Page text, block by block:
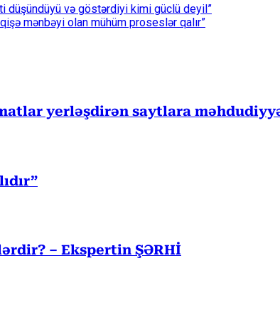
düşündüyü və göstərdiyi kimi güclü deyil”
mənbəyi olan mühüm proseslər qalır”
yerləşdirən saytlara
– Ekspertin ŞƏRHİ